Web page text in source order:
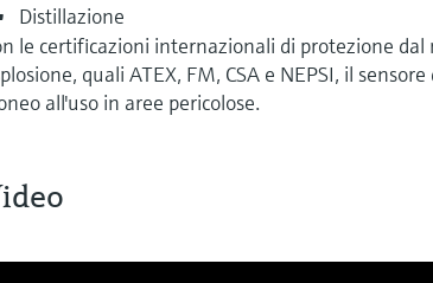
Distillazione
le certificazioni internazionali di protezione dal
quali ATEX, FM, CSA e NEPSI, il
all'uso in aree pericolose.